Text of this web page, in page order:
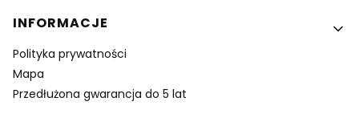
INFORMACJE
Polityka prywatności
Mapa
Przedłużona gwarancja do 5 lat